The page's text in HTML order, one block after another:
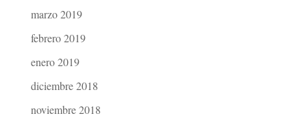
marzo 2019
febrero 2019
enero 2019
diciembre 2018
noviembre 2018